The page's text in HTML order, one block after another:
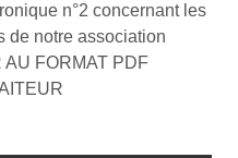
n°2 concernant les
de notre association
FORMAT PDF